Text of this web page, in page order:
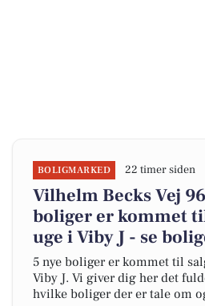
BOLIGMARKED 22 timer siden
Vilhelm Becks Vej
boliger er kommet
uge i Viby J - se
5 nye boliger er kommet til
Viby J. Vi giver dig her det
hvilke boliger der er tale om